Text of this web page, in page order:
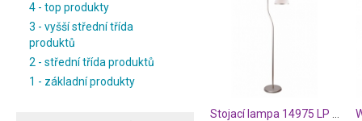
4 - top produkty
3 - vyšší střední třída
produktů
2 - střední třída produktů
1 - základní produkty